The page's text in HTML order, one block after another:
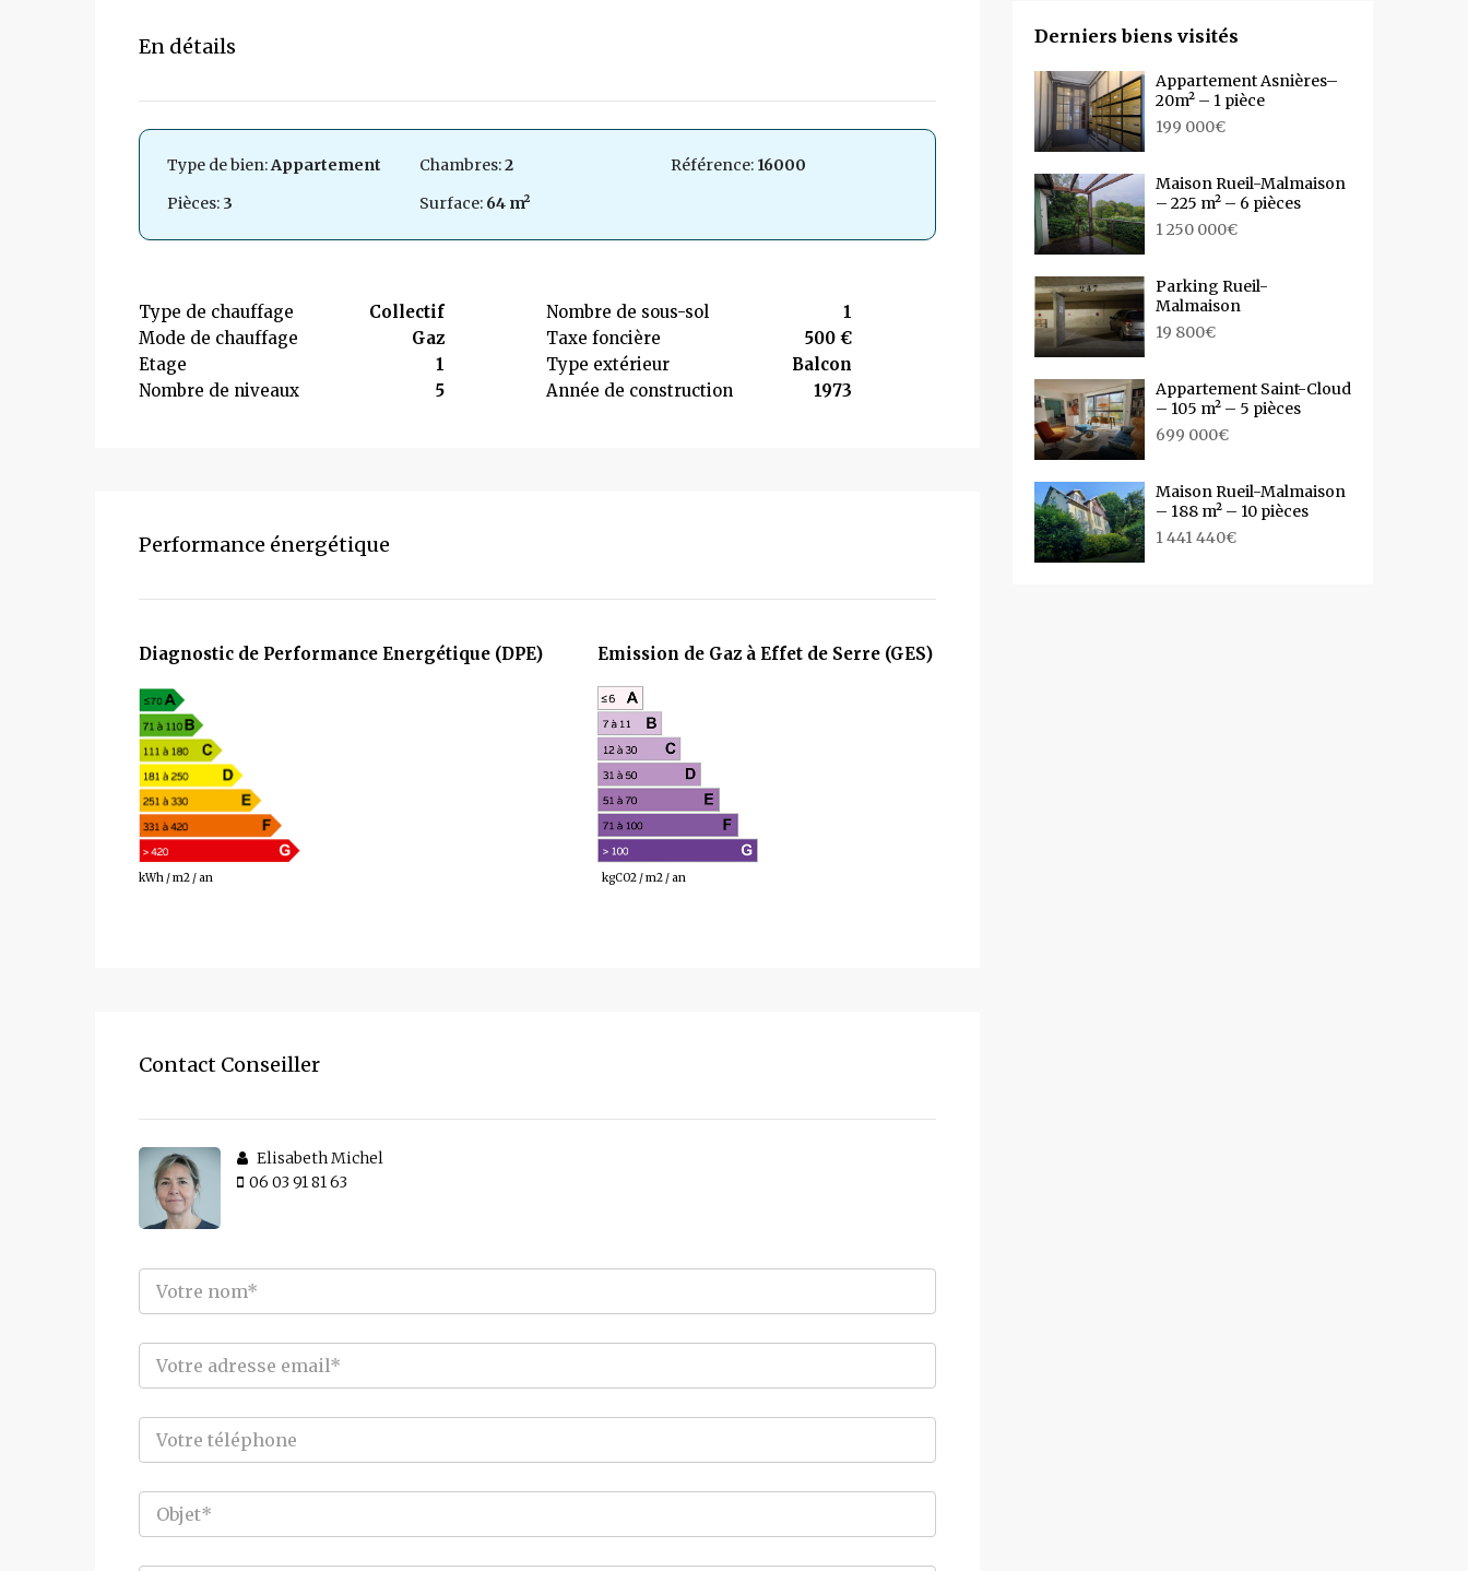
En détails
Type de bien:Appartement
Pièces: 3
Chambres:2
Surface: 64 m²
Référence: 16000
Type de chauffage
Collectif
Mode de chauffage
Gaz
Etage
1
Nombre de niveaux
5
Nombre de sous-sol
1
Taxe foncière
500 €
Type extérieur
Balcon
Année de construction
1973
Performance énergétique
Diagnostic de Performance Energétique (DPE)
Emission de Gaz à Effet de Serre (GES)
kWh / m2 / an kgCO2 / m2 / an
Contact Conseiller
Elisabeth Michel
06 03 91 81 63
Derniers biens visités
Appartement Asnières–
20m² – 1 pièce
199 000€
Maison Rueil-Malmaison
– 225 m² – 6 pièces
1 250 000€
Parking Rueil-
Malmaison
19 800€
Appartement Saint-Cloud
– 105 m² – 5 pièces
699 000€
Maison Rueil-Malmaison
– 188 m² – 10 pièces
1 441 440€